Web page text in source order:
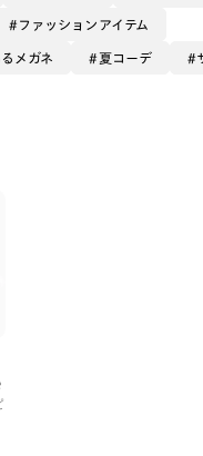
も肌に馴染みやすく
を出すカラー』であり、
65%と
との色合わせというよりは
する色合わせ』で、
レームは
印象にもなりにくく、
アカラーの新作サングラ
て、
暗いカラーのものも
ファッションアイテム
メガネ 夏コーデ